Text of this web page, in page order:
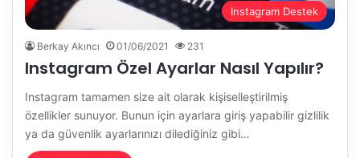
Instagram Destek
Berkay Akıncı 01/06/2021 231
Instagram Özel Ayarlar Nasıl Yapılır?
Instagram tamamen size ait olarak kişiselleştirilmiş
özellikler sunuyor. Bunun için ayarlara giriş yapabilir gizlilik
ya da güvenlik ayarlarınızı dilediğiniz gibi…